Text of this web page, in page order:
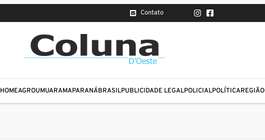
Contato
HOMEAGROUMUARAMAPARANÁBRASILPUBLICIDADE LEGALPOLICIALPOLÍTICAREGIÃO